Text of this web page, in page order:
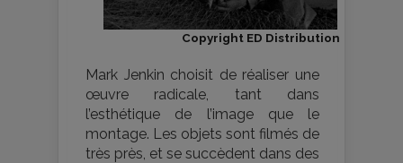
Copyright ED Distribution
Mark Jenkin choisit de réaliser une
œuvre radicale, tant dans
l’esthétique de l’image que le
montage. Les objets sont filmés de
très près, et se succèdent dans des